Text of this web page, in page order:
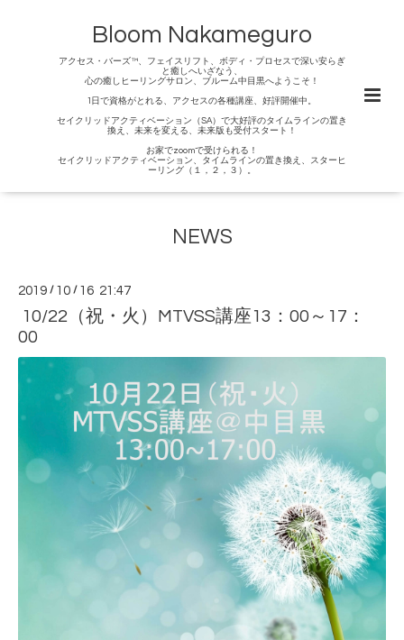
Bloom Nakameguro
アクセス・バーズ™、フェイスリフト、ボディ・プロセスで深い安らぎ
と癒しへいざなう、
心の癒しヒーリングサロン、ブルーム中目黒へようこそ！
1日で資格がとれる、アクセスの各種講座、好評開催中。
セイクリッドアクティベーション（SA）で大好評のタイムラインの置き
換え、未来を変える、未来版も受付スタート！
お家でzoomで受けられる！
セイクリッドアクティベーション、タイムラインの置き換え、スターヒ
ーリング（１，２，３）。
NEWS
2019 / 10 / 16 21:47
10/22（祝・火）MTVSS講座13：00～17：
00